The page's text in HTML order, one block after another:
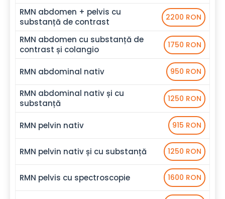
RMN abdomen + pelvis cu
substanță de contrast
2200 RON
RMN abdomen cu substanță de
contrast și colangio
1750 RON
RMN abdominal nativ 950 RON
RMN abdominal nativ și cu
substanță
1250 RON
RMN pelvin nativ 915 RON
RMN pelvin nativ și cu substanță 1250 RON
RMN pelvis cu spectroscopie 1600 RON